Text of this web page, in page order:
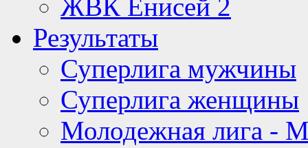
ЖВК Енисей 2
Результаты
Суперлига мужчины
Суперлига женщины
Молодежная лига -